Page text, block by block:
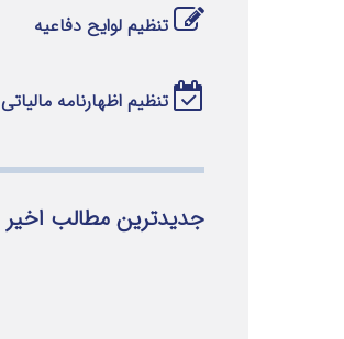
تنظیم لوایح دفاعیه
تنظیم اظهارنامه مالیاتی
جدیدترین مطالب اخیر